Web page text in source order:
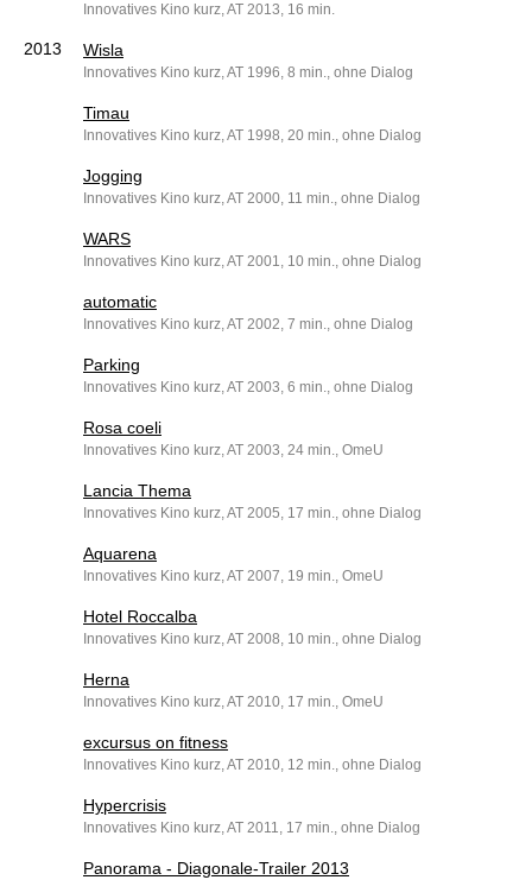
Innovatives Kino kurz, AT 2013, 16 min.
2013 Wisla
Innovatives Kino kurz, AT 1996, 8 min., ohne Dialog
Timau
Innovatives Kino kurz, AT 1998, 20 min., ohne Dialog
Jogging
Innovatives Kino kurz, AT 2000, 11 min., ohne Dialog
WARS
Innovatives Kino kurz, AT 2001, 10 min., ohne Dialog
automatic
Innovatives Kino kurz, AT 2002, 7 min., ohne Dialog
Parking
Innovatives Kino kurz, AT 2003, 6 min., ohne Dialog
Rosa coeli
Innovatives Kino kurz, AT 2003, 24 min., OmeU
Lancia Thema
Innovatives Kino kurz, AT 2005, 17 min., ohne Dialog
Aquarena
Innovatives Kino kurz, AT 2007, 19 min., OmeU
Hotel Roccalba
Innovatives Kino kurz, AT 2008, 10 min., ohne Dialog
Herna
Innovatives Kino kurz, AT 2010, 17 min., OmeU
excursus on fitness
Innovatives Kino kurz, AT 2010, 12 min., ohne Dialog
Hypercrisis
Innovatives Kino kurz, AT 2011, 17 min., ohne Dialog
Panorama - Diagonale-Trailer 2013